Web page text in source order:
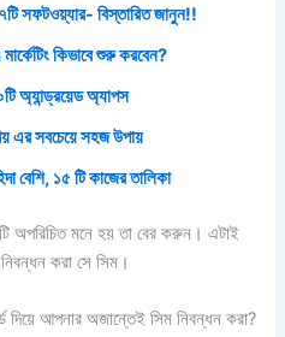
সফটওয়্যার- বিস্তারিত জানুন!!
কিভাবে শুরু করবেন?
অ্যান্ড্রয়েড অ্যাপস
এর সবচেয়ে সহজ উপায়
বেশি, ১৫ টি কাজের তালিকা
অপরিচিত মনে হয় তা বের করুন। এটাই
করা সে সিম।
আপনার অজান্তেই সিম নিবন্ধন করা?